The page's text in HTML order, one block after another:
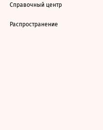
Справочный центр
Распространение